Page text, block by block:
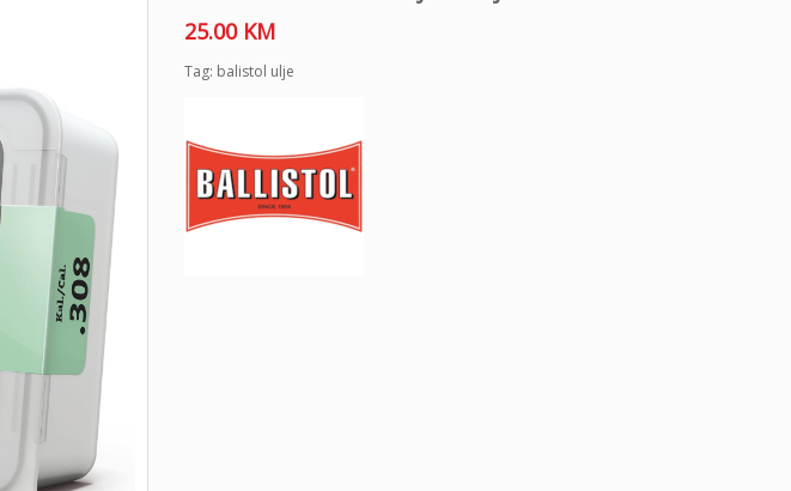
25.00 KM
Tag: balistol ulje